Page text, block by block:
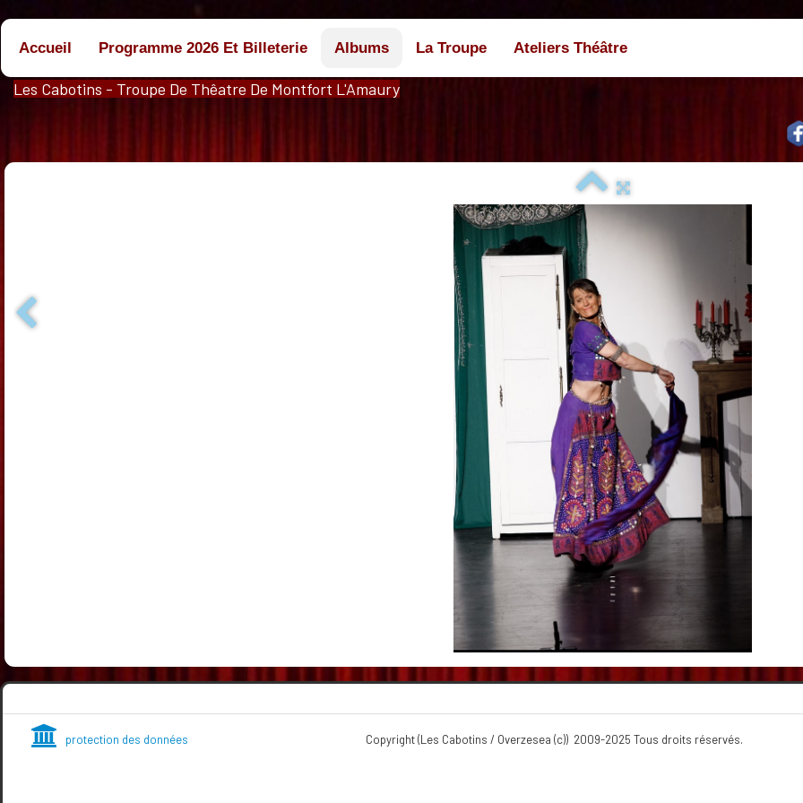
Les Cabotins - Troupe De Thêatre De Montfort L'Amaury
Accueil Programme 2026 Et Billeterie Albums La Troupe Ateliers Théâtre
protection des données Copyright (Les Cabotins / Overzesea (c)) 2009-2025 Tous droits